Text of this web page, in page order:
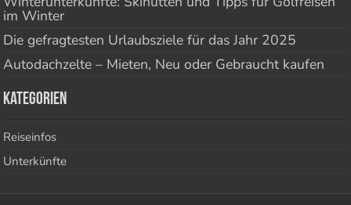
im Winter
Die gefragtesten Urlaubsziele für das Jahr 2025
Autodachzelte – Mieten, Neu oder Gebraucht kaufen
Kategorien
Reiseinfos
Unterkünfte